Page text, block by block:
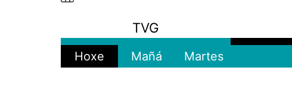
TVG
Hoxe Mañá Martes